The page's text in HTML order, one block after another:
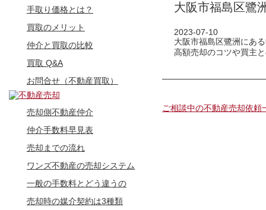
手取り価格とは？
買取のメリット
仲介と買取の比較
買取 Q&A
お問合せ（不動産買取）
売却側不動産仲介
仲介手数料早見表
売却までの流れ
ワンズ不動産の売却システム
一般の手数料とどう違うの
売却時の媒介契約は3種類
大阪市福島区鷺
2023-07-10
大阪市福島区鷺洲にあ
高額売却のコツや買主
ご相談中の不動産売却依頼